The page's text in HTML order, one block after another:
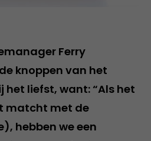
Ferry
knoppen van het
het liefst, want: “Als het
matcht met de
hebben we een